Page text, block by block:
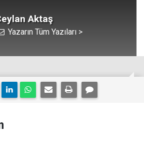
Aktaş
Yazarın Tüm Yazıları >